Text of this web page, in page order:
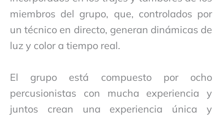
miembros del grupo, que, controlados por
un técnico en directo, generan dinámicas de
luz y color a tiempo real.
El grupo está compuesto por ocho
percusionistas con mucha experiencia y
juntos crean una experiencia única y